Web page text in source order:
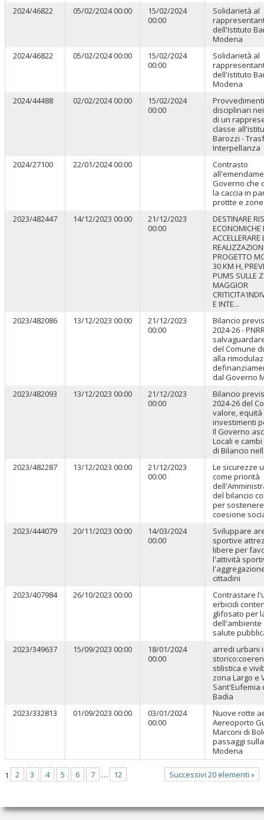
2024/46822
05/02/2024 00:00
15/02/2024
00:00
Solidarietà al
dell'Istituto
Modena
2024/46822
05/02/2024 00:00
15/02/2024
00:00
Solidarietà al
dell'istituto
Modena
2024/44488
02/02/2024 00:00
15/02/2024
00:00
Provvedimenti
disciplinari
di un
classe
Barozzi -
Interpellanza
2024/27100
22/01/2024 00:00
Contrasto
Governo che
la caccia in
prottte e
2023/482447
14/12/2023 00:00
21/12/2023
00:00
DESTINARE
ECONOMICHE
ACCELLERARE
PROGETTO
30 KM H,
PUMS SULLE
MAGGIOR
E INTE...
2023/482086
13/12/2023 00:00
21/12/2023
00:00
Bilancio
2024-26 -
del Comune
alla
dal Governo
2023/482093
13/12/2023 00:00
21/12/2023
00:00
Bilancio
2024-26 del
valore, equità
investimenti
Il Governo
Locali e
di Bilancio
2023/482287
13/12/2023 00:00
21/12/2023
00:00
Le sicurezze
come priorità
del bilancio
per
coesione
2023/444079
20/11/2023 00:00
14/03/2024
00:00
Sviluppare
sportive
libere per
l'attività
cittadini
2023/407984
26/10/2023 00:00
Contrastare
erbicidi
glifosato per
dell'ambiente
salute
2023/349637
15/09/2023 00:00
18/01/2024
00:00
arredi urbani
stilistica e
zona Largo e
Sant'Eufemia
Badia
2023/332813
01/09/2023 00:00
03/01/2024
00:00
Nuove rotte
Aereoporto
Marconi di
passaggi
Modena
Successivi 20 elementi »
1 2 3 4 5 6 7 … 12